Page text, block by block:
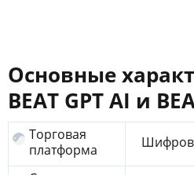
Основные
BEAT GPT AI и
Торговая
платформа